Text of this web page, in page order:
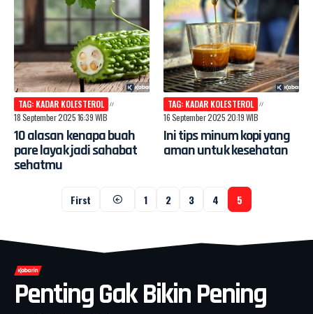
TAG: KADAR KOLESTEROL
18 September 2025 16:39 WIB
10 alasan kenapa buah
pare layak jadi sahabat
sehatmu
TAG: KADAR KOLESTEROL
16 September 2025 20:19 WIB
Ini tips minum kopi yang
aman untuk kesehatan
First 1 2 3 4 5
Penting Gak Bikin Pening